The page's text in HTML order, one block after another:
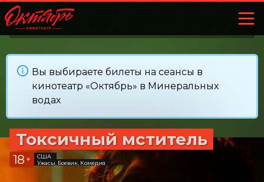
Вы выбираете билеты на сеансы в
кинотеатр «Октябрь» в Минеральных
водах
Токсичный мститель
18 +
США
Ужасы, Боевик, Комедия